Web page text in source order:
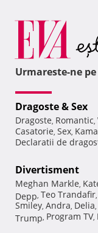
Urmareste-ne pe
Dragoste & Sex
Dragoste, Romantic,
Casatorie, Sex,
Declaratii de
Divertisment
Meghan Markle,
Depp, Teo Trandafir,
Smiley, Andra, Delia,
Trump, Program TV,